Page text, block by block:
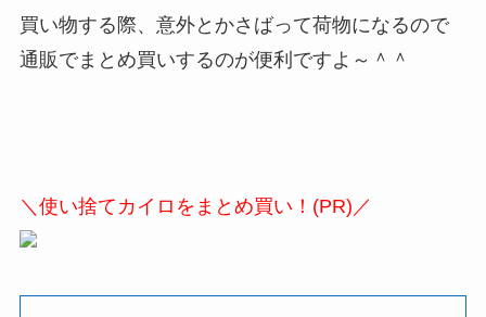
買い物する際、意外とかさばって荷物になるので
通販でまとめ買いするのが便利ですよ～＾＾
＼使い捨てカイロをまとめ買い！(PR)／